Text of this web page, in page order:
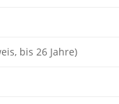
bis 26 Jahre)